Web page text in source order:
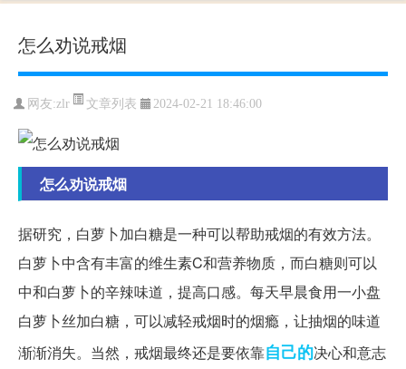
怎么劝说戒烟
网友:zlr 文章列表 2024-02-21 18:46:00
怎么劝说戒烟
据研究，白萝卜加白糖是一种可以帮助戒烟的有效方法。
白萝卜中含有丰富的维生素C和营养物质，而白糖则可以
中和白萝卜的辛辣味道，提高口感。每天早晨食用一小盘
白萝卜丝加白糖，可以减轻戒烟时的烟瘾，让抽烟的味道
渐渐消失。当然，戒烟最终还是要依靠自己的决心和意志